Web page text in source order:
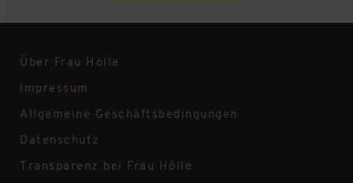
Über Frau Hölle
Impressum
Allgemeine Geschäftsbedingungen
Datenschutz
Transparenz bei Frau Hölle